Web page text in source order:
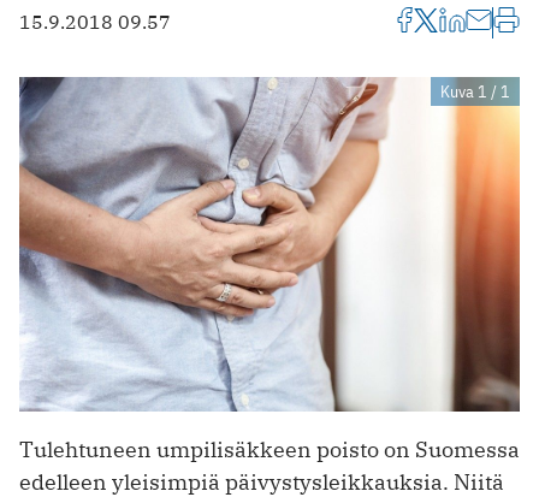
15.9.2018 09.57
Kuva 1 / 1
Tulehtuneen umpilisäkkeen poisto on Suomessa
edelleen yleisimpiä päivystysleikkauksia. Niitä